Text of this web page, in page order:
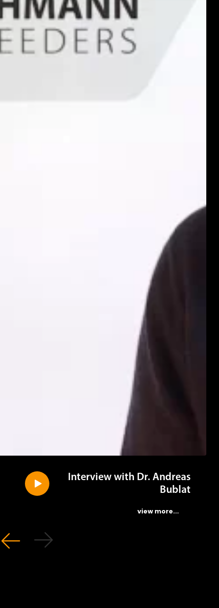
Interview with Dr. Andreas
Bublat